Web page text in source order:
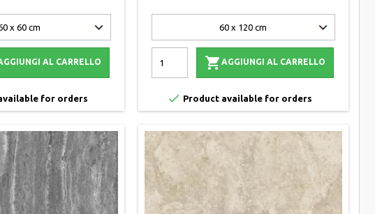
AL CARRELLO
for orders
AGGIUNGI AL CARRELLO
 Product available for orders